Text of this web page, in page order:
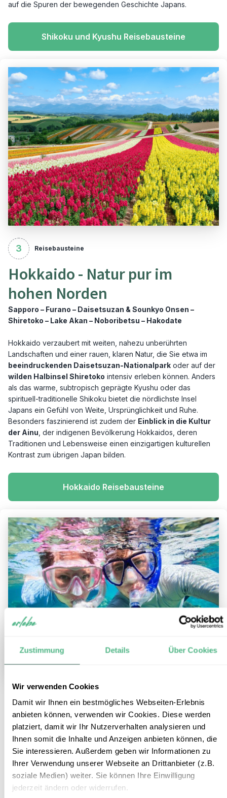
Zustimmung Details Über Cookies
Wir verwenden Cookies
Damit wir Ihnen ein bestmögliches Webseiten-Erlebnis
anbieten können, verwenden wir Cookies. Diese werden
platziert, damit wir Ihr Nutzerverhalten analysieren und
Ihnen somit die Inhalte und Anzeigen anbieten können, die
Sie interessieren. Außerdem geben wir Informationen zu
Ihrer Verwendung unserer Webseite an Drittanbieter (z.B.
soziale Medien) weiter. Sie können Ihre Einwilligung
jederzeit ändern oder widerrufen.
auf die Spuren der bewegenden Geschichte Japans.
Shikoku und Kyushu Reisebausteine
3 Reisebausteine
Hokkaido - Natur pur im
hohen Norden
Sapporo – Furano – Daisetsuzan & Sounkyo Onsen –
Shiretoko – Lake Akan – Noboribetsu – Hakodate
Hokkaido verzaubert mit weiten, nahezu unberührten
Landschaften und einer rauen, klaren Natur, die Sie etwa im
beeindruckenden Daisetsuzan-Nationalpark oder auf der
wilden Halbinsel Shiretoko intensiv erleben können. Anders
als das warme, subtropisch geprägte Kyushu oder das
spirituell-traditionelle Shikoku bietet die nördlichste Insel
Japans ein Gefühl von Weite, Ursprünglichkeit und Ruhe.
Besonders faszinierend ist zudem der Einblick in die Kultur
der Ainu , der indigenen Bevölkerung Hokkaidos, deren
Traditionen und Lebensweise einen einzigartigen kulturellen
Kontrast zum übrigen Japan bilden.
Hokkaido Reisebausteine
4 Reisebausteine
Okinawa - Japans tropische
Inseln
Okinawa Hauptinsel – Ishigaki
Gönnen Sie sich zum Ende Ihrer Japanreise ein paar Tage auf
einer der Inseln im Okinawa Archipel